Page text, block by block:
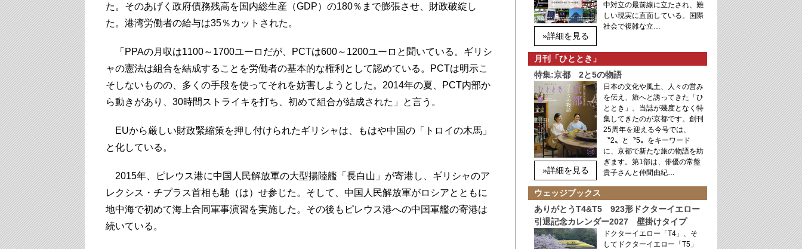
た。そのあげく政府債務残高を国内総生産（GDP）の180％まで膨張させ、財政破綻し
た。港湾労働者の給与は35％カットされた。
「PPAの月収は1100～1700ユーロだが、PCTは600～1200ユーロと聞いている。ギリシ
ャの憲法は組合を結成することを労働者の基本的な権利として認めている。PCTは明示こ
そしないものの、多くの手段を使ってそれを妨害しようとした。2014年の夏、PCT内部か
ら動きがあり、30時間ストライキを打ち、初めて組合が結成された」と言う。
EUから厳しい財政緊縮策を押し付けられたギリシャは、もはや中国の「トロイの木馬」
と化している。
2015年、ピレウス港に中国人民解放軍の大型揚陸艦「長白山」が寄港し、ギリシャのア
レクシス・チプラス首相も馳（は）せ参じた。そして、中国人民解放軍がロシアとともに
地中海で初めて海上合同軍事演習を実施した。その後もピレウス港への中国軍艦の寄港は
続いている。
»詳細を見る
中対立の最前線に立たされ、難
しい現実に直面している。国際
社会で複雑な立…
月刊「ひととき」
特集:京都 2と5の物語
»詳細を見る
日本の文化や風土、人々の営み
を伝え、旅へと誘ってきた「ひ
ととき」。当誌が幾度となく特
集してきたのが京都です。創刊
25周年を迎える今号では、
〝2〟と〝5〟をキーワード
に、京都で新たな旅の物語を紡
ぎます。第1部は、俳優の常盤
貴子さんと仲間由紀…
ウェッジブックス
ありがとうT4&T5 923形ドクターイエロー
引退記念カレンダー2027 壁掛けタイプ
ドクターイエロー「T4」、そ
してドクターイエロー「T5」